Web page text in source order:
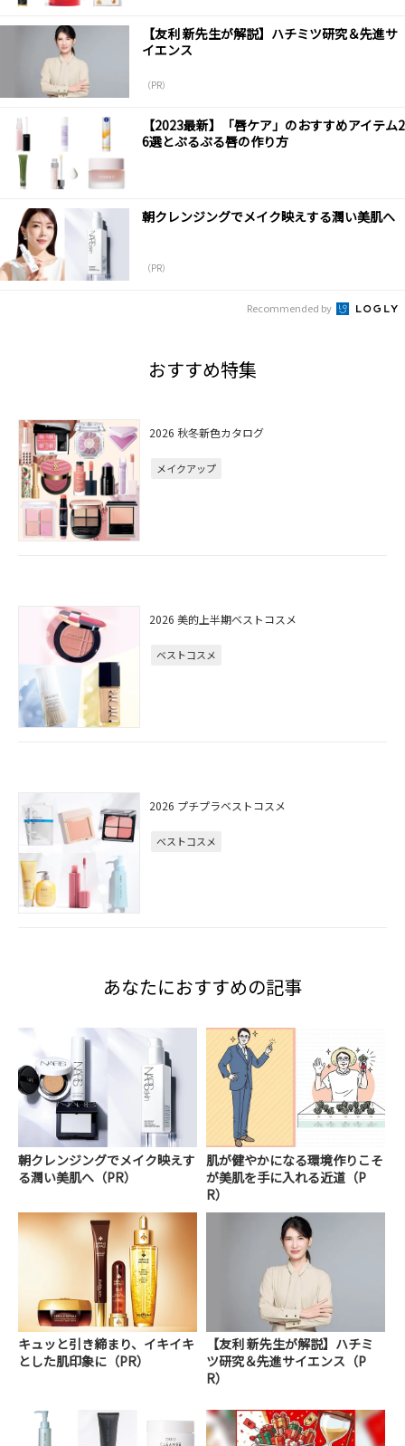
【友利 新先生が解説】ハチミツ研究＆先進サ
イエンス
（PR）
【2023最新】「唇ケア」のおすすめアイテム2
6選とぷるぷる唇の作り方
朝クレンジングでメイク映えする潤い美肌へ
（PR）
Recommended by
おすすめ特集
2026 秋冬新色カタログ
メイクアップ
2026 美的上半期ベストコスメ
ベストコスメ
2026 プチプラベストコスメ
ベストコスメ
あなたにおすすめの記事
朝クレンジングでメイク映えす
る潤い美肌へ（PR）
肌が健やかになる環境作りこそ
が美肌を手に入れる近道（P
R）
キュッと引き締まり、イキイキ
とした肌印象に（PR）
【友利 新先生が解説】ハチミ
ツ研究＆先進サイエンス（P
R）